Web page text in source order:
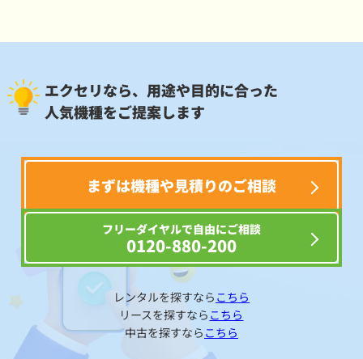
エクセリなら、用途や目的に合った
人気機種をご提案します
まずは機種や見積りのご相談
フリーダイヤルで自由にご相談
0120-880-200
レンタルを探すなら こちら
リースを探すなら こちら
中古を探すなら こちら